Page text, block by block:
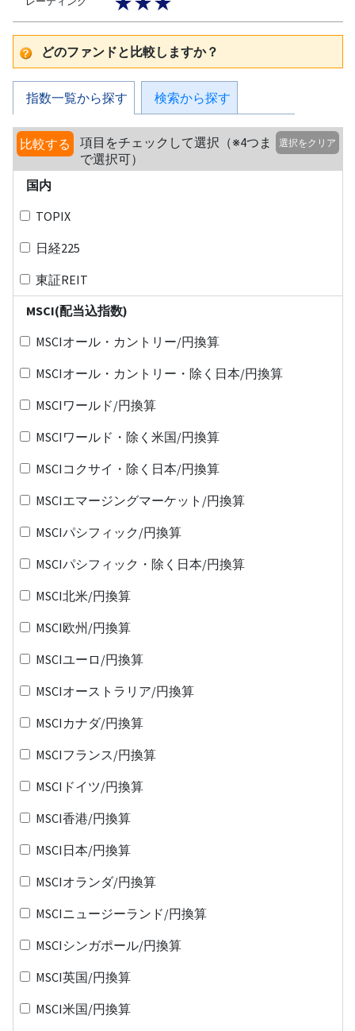
どのファンドと比較しますか？
指数一覧から探す 検索から探す
比較する
項目をチェックして選択（※4つま
で選択可）
選択をクリア
国内
TOPIX
日経225
東証REIT
MSCI(配当込指数)
MSCIオール・カントリー/円換算
MSCIオール・カントリー・除く日本/円換算
MSCIワールド/円換算
MSCIワールド・除く米国/円換算
MSCIコクサイ・除く日本/円換算
MSCIエマージングマーケット/円換算
MSCIパシフィック/円換算
MSCIパシフィック・除く日本/円換算
MSCI北米/円換算
MSCI欧州/円換算
MSCIユーロ/円換算
MSCIオーストラリア/円換算
MSCIカナダ/円換算
MSCIフランス/円換算
MSCIドイツ/円換算
MSCI香港/円換算
MSCI日本/円換算
MSCIオランダ/円換算
MSCIニュージーランド/円換算
MSCIシンガポール/円換算
MSCI英国/円換算
MSCI米国/円換算